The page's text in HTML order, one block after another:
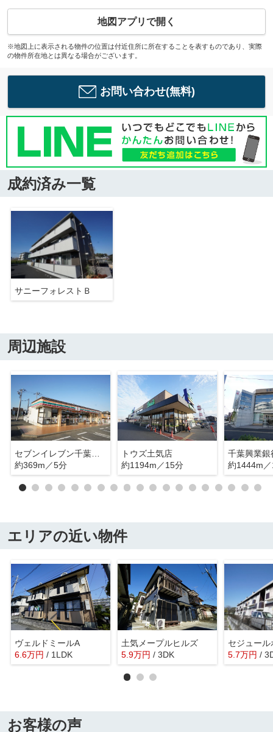
地図アプリで開く
※地図上に表示される物件の位置は付近住所に所在することを表すものであり、実際
の物件所在地とは異なる場合がございます。
お問い合わせ(無料)
成約済み一覧
サニーフォレストＢ
周辺施設
セブンイレブン千葉あすみが丘東店
約369m／5分
トウズ土気店
約1194m／15分
約1444m
エリアの近い物件
ヴェルドミールA
6.6万円 / 1LDK
土気メープルヒルズ
5.9万円 / 3DK
セジュール
5.7万円 /
お客様の声